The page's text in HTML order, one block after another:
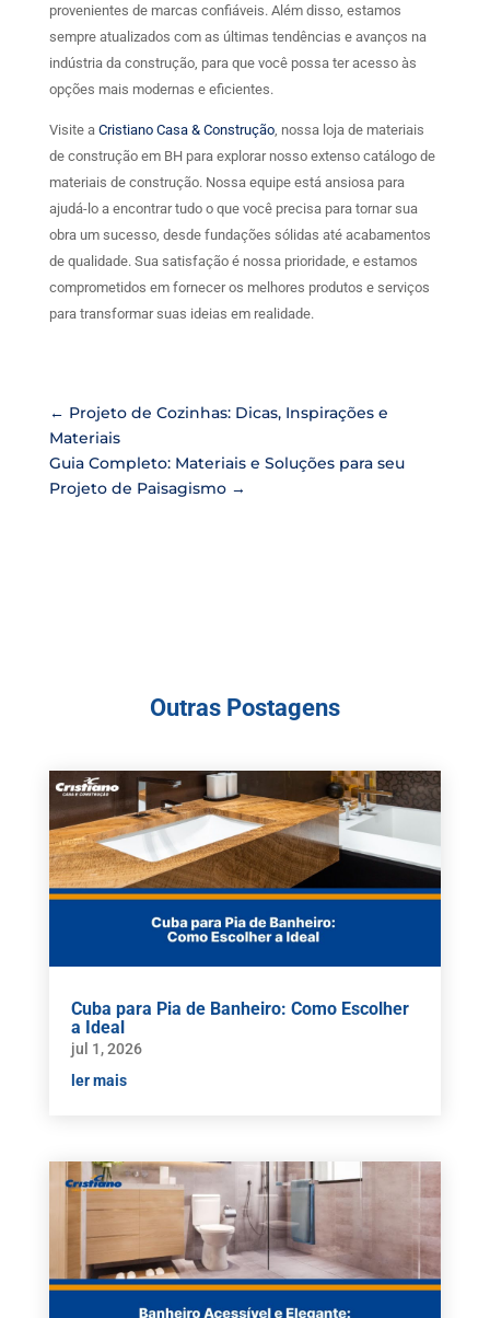
provenientes de marcas confiáveis. Além disso, estamos
sempre atualizados com as últimas tendências e avanços na
indústria da construção, para que você possa ter acesso às
opções mais modernas e eficientes.
Visite a Cristiano Casa & Construção, nossa loja de materiais
de construção em BH para explorar nosso extenso catálogo de
materiais de construção. Nossa equipe está ansiosa para
ajudá-lo a encontrar tudo o que você precisa para tornar sua
obra um sucesso, desde fundações sólidas até acabamentos
de qualidade. Sua satisfação é nossa prioridade, e estamos
comprometidos em fornecer os melhores produtos e serviços
para transformar suas ideias em realidade.
← Projeto de Cozinhas: Dicas, Inspirações e
Materiais
Guia Completo: Materiais e Soluções para seu
Projeto de Paisagismo→
Outras Postagens
Cuba para Pia de Banheiro: Como Escolher
a Ideal
jul 1, 2026
ler mais